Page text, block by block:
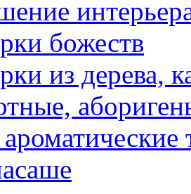
божеств
из дерева,